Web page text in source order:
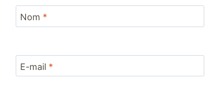
Nom *
E-mail *